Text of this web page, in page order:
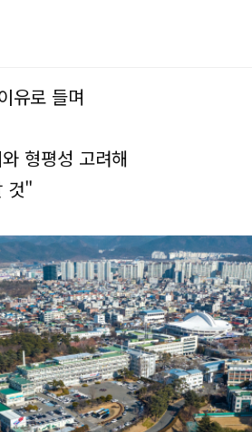
유로 들며
형평성 고려해
것"